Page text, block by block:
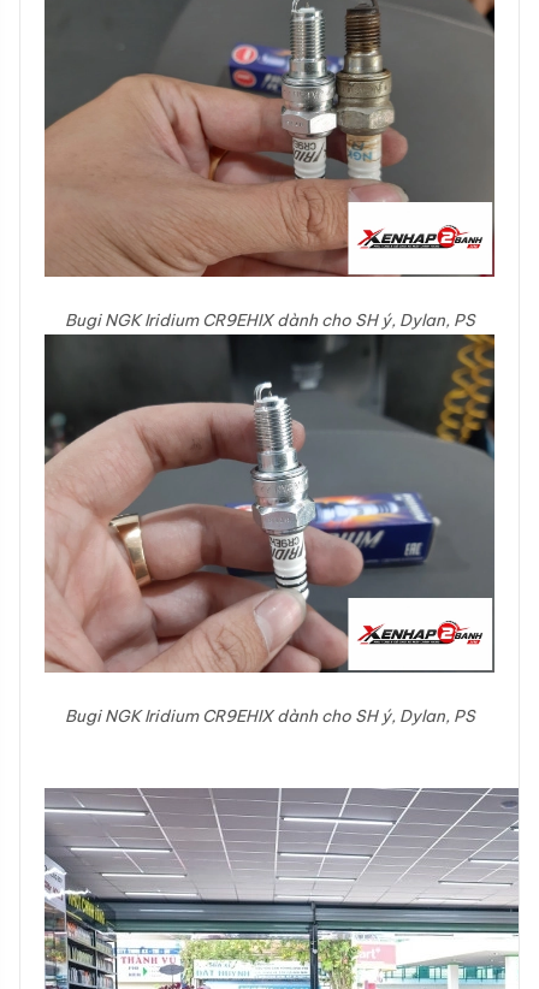
Bugi NGK Iridium CR9EHIX dành cho SH ý, Dylan, PS
Bugi NGK Iridium CR9EHIX dành cho SH ý, Dylan, PS